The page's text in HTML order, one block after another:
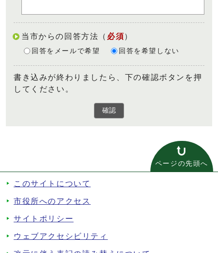
当市からの回答方法 （ 必須）
回答をメールで希望 回答を希望しない
書き込みが終わりましたら、下の確認ボタンを押
してください。
確認
ページの先頭へ
このサイトについて
市役所へのアクセス
サイトポリシー
ウェブアクセシビリティ